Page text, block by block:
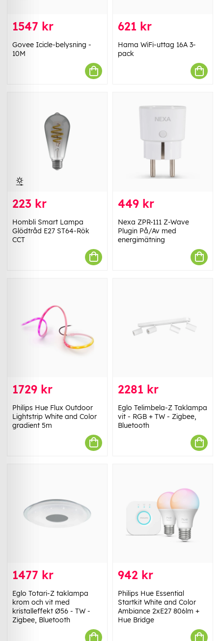
1547 kr
Govee Icicle-belysning -
10M
621 kr
Hama WiFi-uttag 16A 3-
pack
223 kr
Hombli Smart Lampa
Glödtråd E27 ST64-Rök
CCT
449 kr
Nexa ZPR-111 Z-Wave
Plugin På/Av med
energimätning
1729 kr
Philips Hue Flux Outdoor
Lightstrip White and Color
gradient 5m
2281 kr
Eglo Telimbela-Z Taklampa
vit - RGB + TW - Zigbee,
Bluetooth
1477 kr
Eglo Totari-Z taklampa
krom och vit med
kristalleffekt Ø56 - TW -
Zigbee, Bluetooth
942 kr
Philips Hue Essential
Startkit White and Color
Ambiance 2xE27 806lm +
Hue Bridge